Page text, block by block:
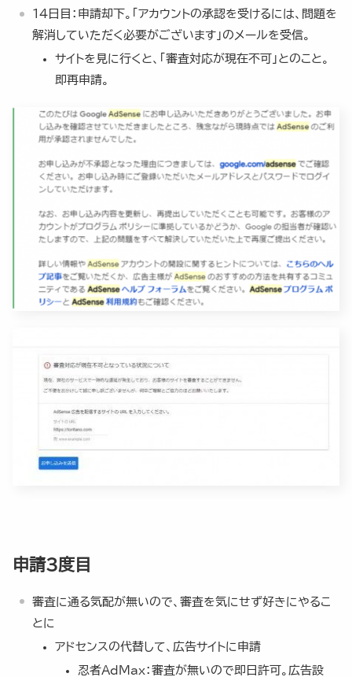
14日目：申請却下。「アカウントの承認を受けるには、問題を
解消していただく必要がございます」のメールを受信。
サイトを見に行くと、「審査対応が現在不可」とのこと。
即再申請。
申請3度目
審査に通る気配が無いので、審査を気にせず好きにやるこ
とに
アドセンスの代替して、広告サイトに申請
忍者AdMax：審査が無いので即日許可。広告設